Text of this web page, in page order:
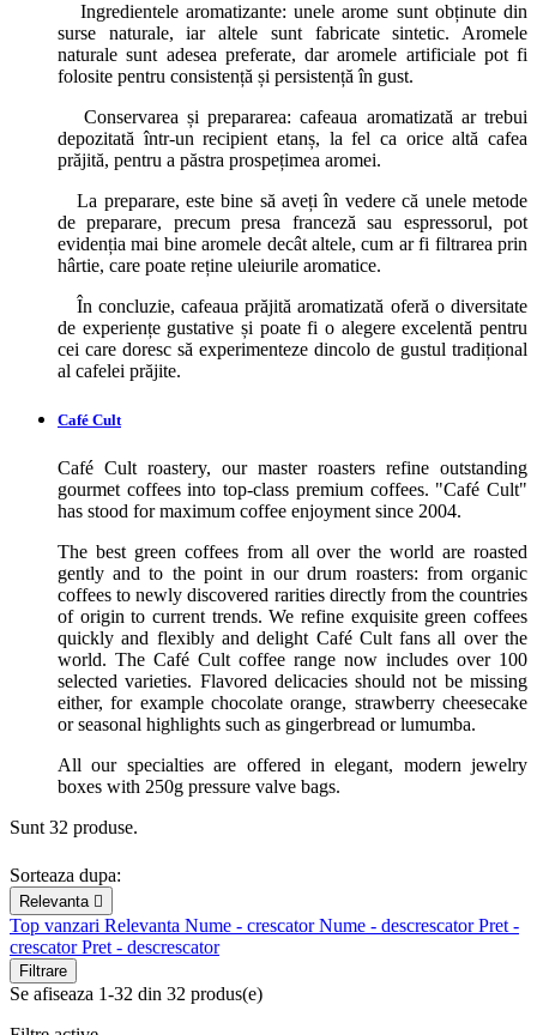
Ingredientele aromatizante: unele arome sunt obținute din
surse naturale, iar altele sunt fabricate sintetic. Aromele
naturale sunt adesea preferate, dar aromele artificiale pot fi
folosite pentru consistență și persistență în gust.
Conservarea și prepararea: cafeaua aromatizată ar trebui
depozitată într-un recipient etanș, la fel ca orice altă cafea
prăjită, pentru a păstra prospețimea aromei.
La preparare, este bine să aveți în vedere că unele metode
de preparare, precum presa franceză sau espressorul, pot
evidenția mai bine aromele decât altele, cum ar fi filtrarea prin
hârtie, care poate reține uleiurile aromatice.
În concluzie, cafeaua prăjită aromatizată oferă o diversitate
de experiențe gustative și poate fi o alegere excelentă pentru
cei care doresc să experimenteze dincolo de gustul tradițional
al cafelei prăjite.
Café Cult
Café Cult roastery, our master roasters refine outstanding
gourmet coffees into top-class premium coffees. "Café Cult"
has stood for maximum coffee enjoyment since 2004.
The best green coffees from all over the world are roasted
gently and to the point in our drum roasters: from organic
coffees to newly discovered rarities directly from the countries
of origin to current trends. We refine exquisite green coffees
quickly and flexibly and delight Café Cult fans all over the
world. The Café Cult coffee range now includes over 100
selected varieties. Flavored delicacies should not be missing
either, for example chocolate orange, strawberry cheesecake
or seasonal highlights such as gingerbread or lumumba.
All our specialties are offered in elegant, modern jewelry
boxes with 250g pressure valve bags.
Sunt 32 produse.
Sorteaza dupa:
Relevanta 
Top vanzari Relevanta Nume - crescatorNume - descrescatorPret -
crescatorPret - descrescator
Filtrare
Se afiseaza 1-32 din 32 produs(e)